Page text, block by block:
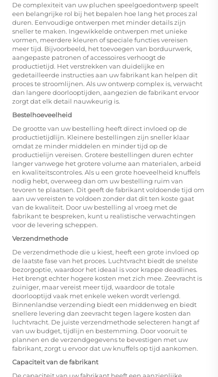
De complexiteit van uw pluchen speelgoedontwerp speelt
een belangrijke rol bij het bepalen hoe lang het proces zal
duren. Eenvoudige ontwerpen met minder details zijn
sneller te maken. Ingewikkelde ontwerpen met unieke
vormen, meerdere kleuren of speciale functies vereisen
meer tijd. Bijvoorbeeld, het toevoegen van borduurwerk,
aangepaste patronen of accessoires verhoogt de
productietijd. Het verstrekken van duidelijke en
gedetailleerde instructies aan uw fabrikant kan helpen dit
proces te stroomlijnen. Als uw ontwerp complex is, verwacht
dan langere doorlooptijden, aangezien de fabrikant ervoor
zorgt dat elk detail nauwkeurig is.
Bestelhoeveelheid
De grootte van uw bestelling heeft direct invloed op de
productietijdlijn. Kleinere bestellingen zijn sneller klaar
omdat ze minder middelen en minder tijd op de
productielijn vereisen. Grotere bestellingen duren echter
langer vanwege het grotere volume aan materialen, arbeid
en kwaliteitscontroles. Als u een grote hoeveelheid knuffels
nodig hebt, overweeg dan om uw bestelling ruim van
tevoren te plaatsen. Dit geeft de fabrikant voldoende tijd om
aan uw vereisten te voldoen zonder dat dit ten koste gaat
van de kwaliteit. Door uw bestelling al vroeg met de
fabrikant te bespreken, kunt u realistische verwachtingen
voor de levering scheppen.
Verzendmethode
De verzendmethode die u kiest, heeft een grote invloed op
de laatste fase van het proces. Luchtvracht biedt de snelste
bezorgoptie, waardoor het ideaal is voor krappe deadlines.
Het brengt echter hogere kosten met zich mee. Zeevracht is
zuiniger, maar vereist meer tijd, waardoor de totale
doorlooptijd vaak met enkele weken wordt verlengd.
Binnenlandse verzending biedt een middenweg en biedt
snellere levering dan zeevracht tegen lagere kosten dan
luchtvracht. De juiste verzendmethode selecteren hangt af
van uw budget, tijdlijn en bestemming. Door vooruit te
plannen en de verzendgegevens te bevestigen met uw
fabrikant, zorgt u ervoor dat uw knuffels op tijd aankomen.
Capaciteit van de fabrikant
De capaciteit van uw fabrikant heeft een aanzienlijke